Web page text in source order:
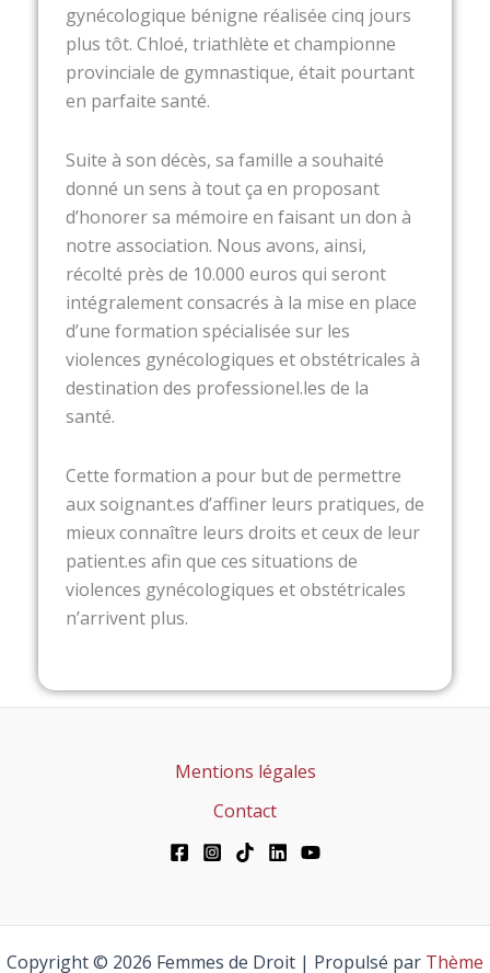
gynécologique bénigne réalisée cinq jours
plus tôt. Chloé, triathlète et championne
provinciale de gymnastique, était pourtant
en parfaite santé.
Suite à son décès, sa famille a souhaité
donné un sens à tout ça en proposant
d’honorer sa mémoire en faisant un don à
notre association. Nous avons, ainsi,
récolté près de 10.000 euros qui seront
intégralement consacrés à la mise en place
d’une formation spécialisée sur les
violences gynécologiques et obstétricales à
destination des professionel.les de la
santé.
Cette formation a pour but de permettre
aux soignant.es d’affiner leurs pratiques, de
mieux connaître leurs droits et ceux de leur
patient.es afin que ces situations de
violences gynécologiques et obstétricales
n’arrivent plus.
Mentions légales
Contact
Copyright © 2026 Femmes de Droit | Propulsé par Thème